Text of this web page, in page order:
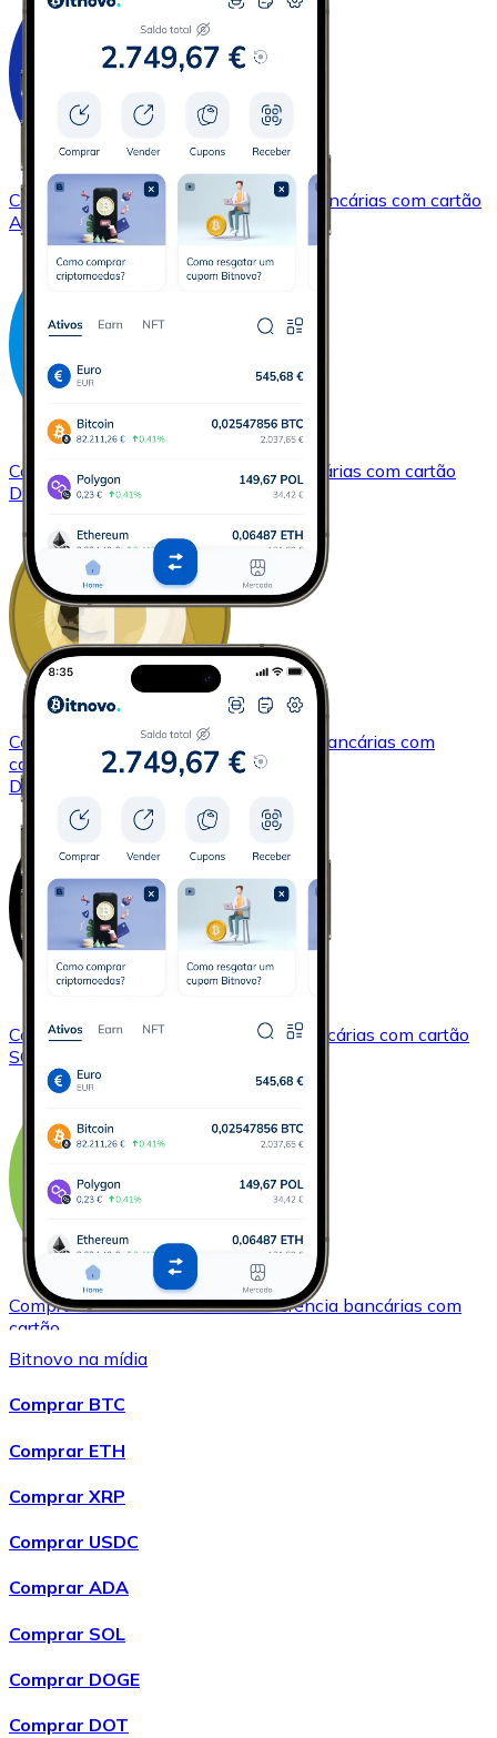
ComprarCardanocom transferência bancárias com cartão
ADA
ComprarDash com transferência bancárias com cartão
DASH
Comprar Dogecoincom transferência bancárias com
cartão
DOGE
Comprar Solana com transferência bancárias com cartão
SOL
ComprarBitcoin Cashcom transferência bancárias com
cartão
BCH
ComprarChainlink
LINK
Bitnovo na mídia
Comprar BTC
Comprar ETH
Comprar XRP
Comprar USDC
Comprar ADA
Comprar SOL
Comprar DOGE
Comprar DOT